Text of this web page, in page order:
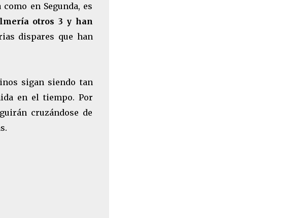
en Segunda, es
otros 3 y han
dispares que han
sigan siendo tan
en el tiempo. Por
cruzándose de